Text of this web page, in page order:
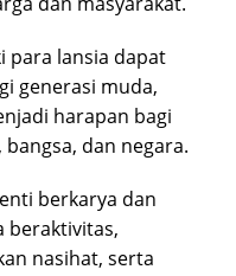
para lansia dapat
generasi muda,
harapan bagi
dan negara.
berkarya dan
beraktivitas,
nasihat, serta